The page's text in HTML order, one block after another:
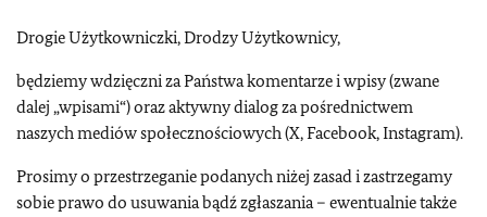
Drogie Użytkowniczki, Drodzy Użytkownicy,
będziemy wdzięczni za Państwa komentarze i wpisy (zwane
dalej „wpisami“) oraz aktywny dialog za pośrednictwem
naszych mediów społecznościowych (X, Facebook, Instagram).
Prosimy o przestrzeganie podanych niżej zasad i zastrzegamy
sobie prawo do usuwania bądź zgłaszania – ewentualnie także